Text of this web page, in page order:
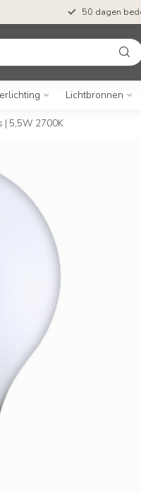
50 dagen
Lichtbronnen
| 5,5W 2700K